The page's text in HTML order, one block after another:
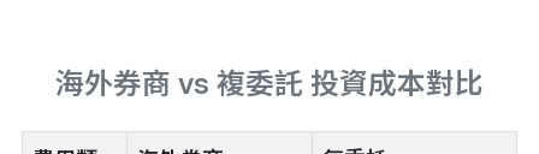
海外券商 vs 複委託 投資成本對比